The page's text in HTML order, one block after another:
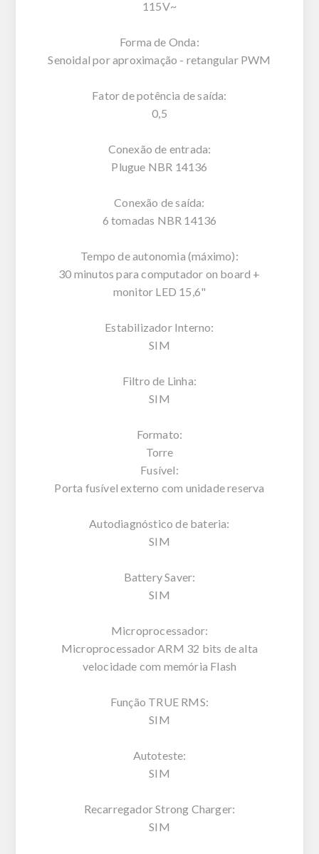
115V~
Forma de Onda:
Senoidal por aproximação - retangular PWM
Fator de potência de saída:
0,5
Conexão de entrada:
Plugue NBR 14136
Conexão de saída:
6 tomadas NBR 14136
Tempo de autonomia (máximo):
30 minutos para computador on board +
monitor LED 15,6"
Estabilizador Interno:
SIM
Filtro de Linha:
SIM
Formato:
Torre
Fusível:
Porta fusível externo com unidade reserva
Autodiagnóstico de bateria:
SIM
Battery Saver:
SIM
Microprocessador:
Microprocessador ARM 32 bits de alta
velocidade com memória Flash
Função TRUE RMS:
SIM
Autoteste:
SIM
Recarregador Strong Charger:
SIM